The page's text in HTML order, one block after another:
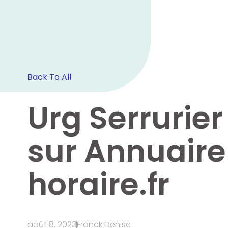
Back To All
Urg Serrurier
sur
horaire.fr
août 8, 2023Franck Denise